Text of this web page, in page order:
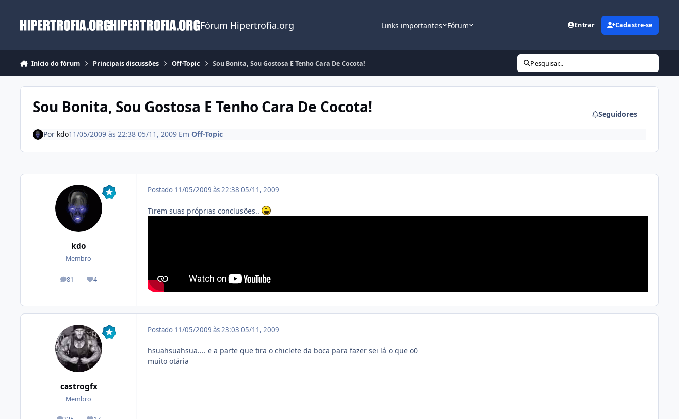
Fórum Hipertrofia.org Links importantes Fórum Entrar Cadastre-se
Início do fórum Principais discussões Off-Topic Sou Bonita, Sou Gostosa E Tenho Cara De Cocota! Pesquisar...
Sou Bonita, Sou Gostosa E Tenho Cara De Cocota! Seguidores
Por kdo11/05/2009 às 22:38 05/11, 2009 Em Off-Topic
kdo
Membro
81
posts 4
Reputação
Postado 11/05/2009 às 22:38 05/11, 2009
Tirem suas próprias conclusões..
castrogfx
Membro
Postado 11/05/2009 às 23:03 05/11, 2009
hsuahsuahsua.... e a parte que tira o chiclete da boca para fazer sei lá o que o0
muito otária